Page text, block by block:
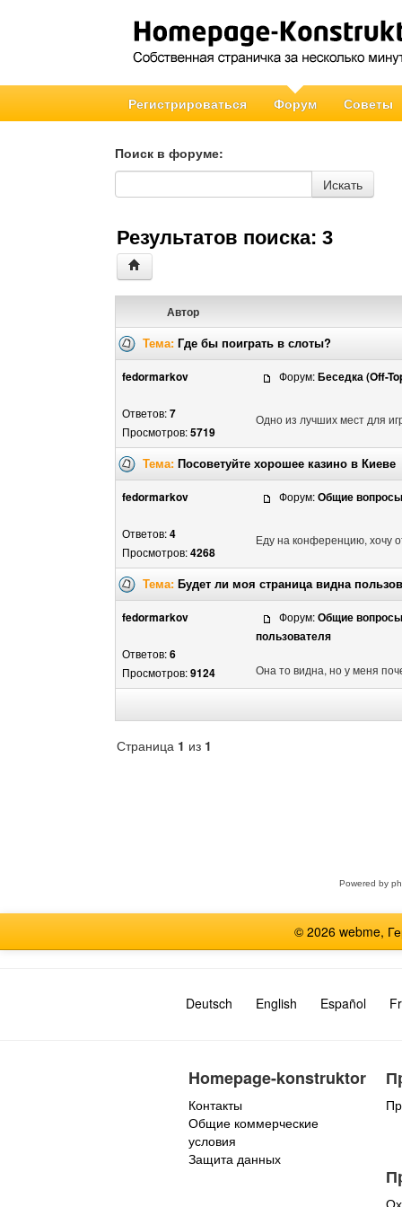
Регистрироваться Форум Советы
Поиск в форуме:
Поиск в форуме
Искать
Результатов поиска: 3
Автор
Тема: Где бы поиграть в слоты?
fedormarkov
Ответов:7
Просмотров:5719
Форум:Беседка (Off-
Одно из лучших мест для
Тема: Посоветуйте хорошее казино в Киеве
fedormarkov
Ответов:4
Просмотров:4268
Форум:Общие вопросы
Еду на конференцию, хочу
Тема: Будет ли моя страница видна
fedormarkov
Ответов:6
Просмотров:9124
Форум:Общие вопросы
пользователя
Она то видна, но у меня
Страница 1 из 1
Powered by
© 2026 webme,
Deutsch English Español
Homepage-konstruktor
Контакты
Общие коммерческие
условия
Защита данных